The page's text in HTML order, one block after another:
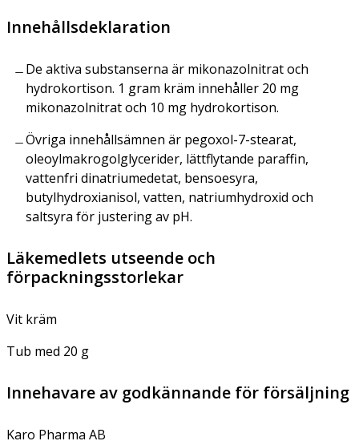
Innehållsdeklaration
De aktiva substanserna är mikonazolnitrat och
hydrokortison. 1 gram kräm innehåller 20 mg
mikonazolnitrat och 10 mg hydrokortison.
Övriga innehållsämnen är pegoxol-7-stearat,
oleoylmakrogolglycerider, lättflytande paraffin,
vattenfri dinatriumedetat, bensoesyra,
butylhydroxianisol, vatten, natriumhydroxid och
saltsyra för justering av pH.
Läkemedlets utseende och
förpackningsstorlekar
Vit kräm
Tub med 20 g
Innehavare av godkännande för försäljning
Karo Pharma AB